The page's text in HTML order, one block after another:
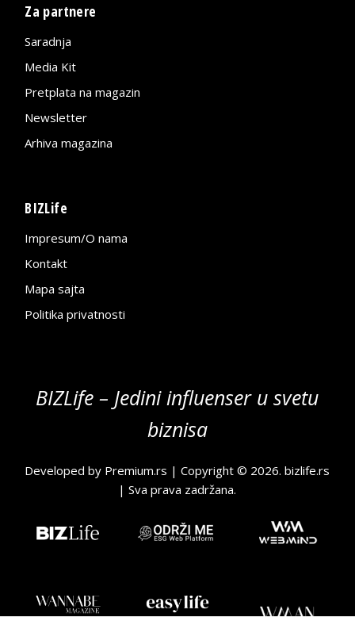
Za partnere
Saradnja
Media Kit
Pretplata na magazin
Newsletter
Arhiva magazina
BIZLife
Impresum/O nama
Kontakt
Mapa sajta
Politika privatnosti
BIZLife – Jedini influenser u svetu
biznisa
Developed by Premium.rs | Copyright © 2026.bizlife.rs
| Sva prava zadržana.